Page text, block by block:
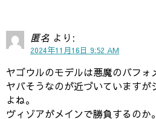
匿名 より:
2024年11月16日 9:52 AM
ヤゴウルのモデルは悪魔のバフォ
ヤバそうなのが近づいていますが
よね。
ヴィゾアがメインで勝負するのか。